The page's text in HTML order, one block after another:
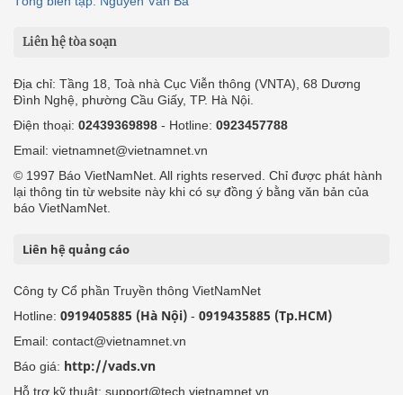
Liên hệ tòa soạn
Địa chỉ: Tầng 18, Toà nhà Cục Viễn thông (VNTA), 68 Dương
Đình Nghệ, phường Cầu Giấy, TP. Hà Nội.
Điện thoại: 02439369898 - Hotline: 0923457788
Email: vietnamnet@vietnamnet.vn
© 1997 Báo VietNamNet. All rights reserved. Chỉ được phát hành
lại thông tin từ website này khi có sự đồng ý bằng văn bản của
báo VietNamNet.
Liên hệ quảng cáo
Công ty Cổ phần Truyền thông VietNamNet
Hotline: 0919405885 (Hà Nội) - 0919435885 (Tp.HCM)
Email: contact@vietnamnet.vn
Báo giá: http://vads.vn
Hỗ trợ kỹ thuật: support@tech.vietnamnet.vn